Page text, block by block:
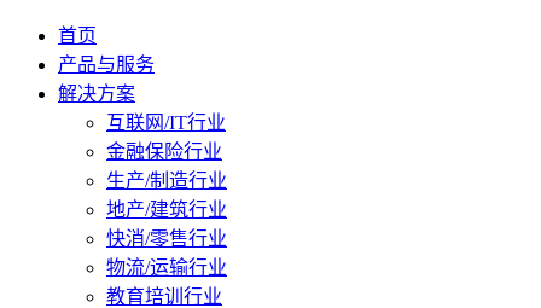
首页
产品与服务
解决方案
互联网/IT行业
金融保险行业
生产/制造行业
地产/建筑行业
快消/零售行业
物流/运输行业
教育培训行业